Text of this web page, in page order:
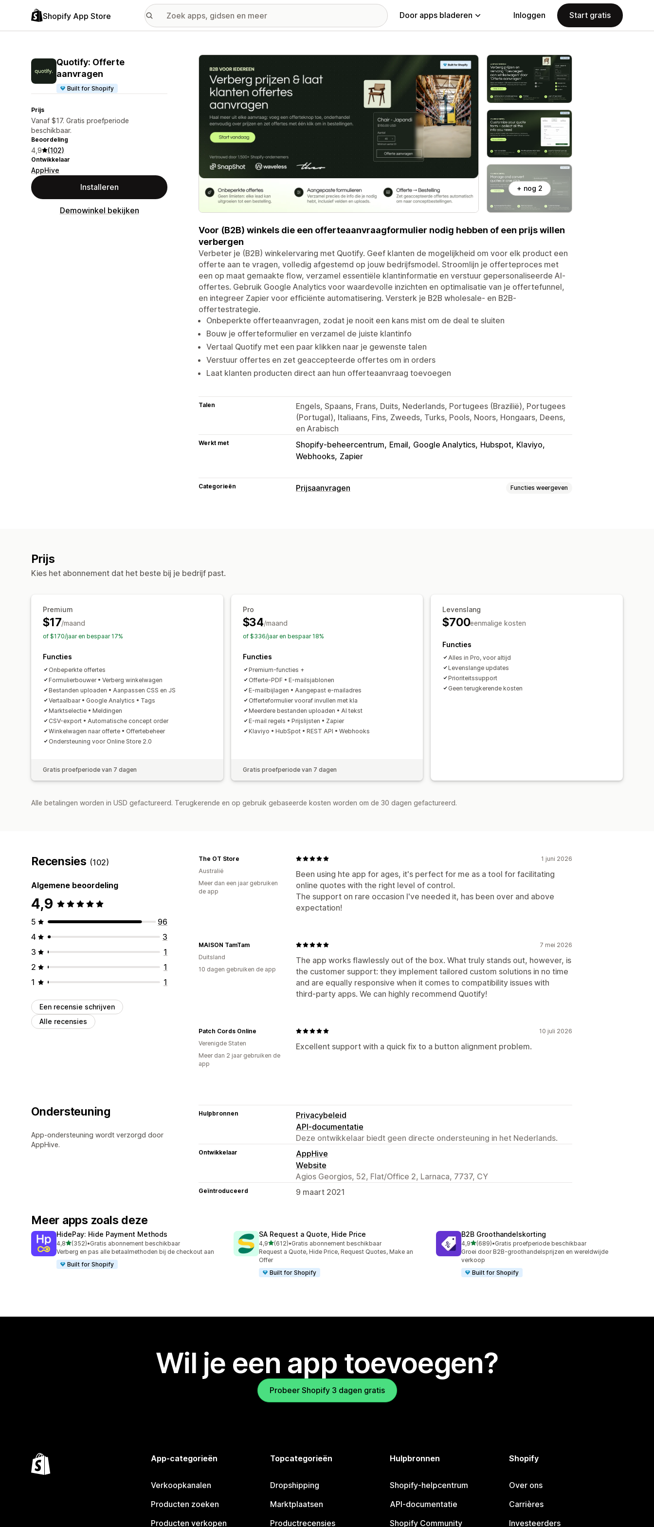
Shopify App Store Door apps bladeren Inloggen Start gratis
Quotify: Offerte
aanvragen
Built for Shopify
Prijs
Vanaf $17. Gratis proefperiode
beschikbaar.
Beoordeling
4,9 (102)
Ontwikkelaar
AppHive
Installeren
Demowinkel bekijken
Galerij met uitgelichte afbeeldingen
+ nog 2
Voor (B2B) winkels die een offerteaanvraagformulier nodig hebben of een prijs willen
verbergen
Verbeter je (B2B) winkelervaring met Quotify. Geef klanten de mogelijkheid om voor elk product een
offerte aan te vragen, volledig afgestemd op jouw bedrijfsmodel. Stroomlijn je offerteproces met
een op maat gemaakte flow, verzamel essentiële klantinformatie en verstuur gepersonaliseerde AI-
offertes. Gebruik Google Analytics voor waardevolle inzichten en optimalisatie van je offertefunnel,
en integreer Zapier voor efficiënte automatisering. Versterk je B2B wholesale- en B2B-
offertestrategie.
Onbeperkte offerteaanvragen, zodat je nooit een kans mist om de deal te sluiten
Bouw je offerteformulier en verzamel de juiste klantinfo
Vertaal Quotify met een paar klikken naar je gewenste talen
Verstuur offertes en zet geaccepteerde offertes om in orders
Laat klanten producten direct aan hun offerteaanvraag toevoegen
Talen
Engels, Spaans, Frans, Duits, Nederlands, Portugees (Brazilië), Portugees
(Portugal), Italiaans, Fins, Zweeds, Turks, Pools, Noors, Hongaars, Deens,
en Arabisch
Werkt met Shopify-beheercentrum Email Google Analytics Hubspot Klaviyo
Webhooks Zapier
Categorieën Prijsaanvragen Functies weergeven
Automatische e-mailantwoorden
E-mailtemplates
Prijs
Kies het abonnement dat het beste bij je bedrijf past.
Premium
$17/maand
of $170/jaar en bespaar 17%
Functies
Onbeperkte offertes
Formulierbouwer • Verberg winkelwagen
Bestanden uploaden • Aanpassen CSS en JS
Vertaalbaar • Google Analytics • Tags
Marktselectie • Meldingen
CSV-export • Automatische concept order
Winkelwagen naar offerte • Offertebeheer
Ondersteuning voor Online Store 2.0
Gratis proefperiode van 7 dagen
Pro
$34/maand
of $336/jaar en bespaar 18%
Functies
Premium-functies +
Offerte-PDF • E-mailsjablonen
E-mailbijlagen • Aangepast e-mailadres
Offerteformulier vooraf invullen met kla
Meerdere bestanden uploaden • AI tekst
E-mail regels • Prijslijsten • Zapier
Klaviyo • HubSpot • REST API • Webhooks
Gratis proefperiode van 7 dagen
Levenslang
$700eenmalige kosten
Functies
Alles in Pro, voor altijd
Levenslange updates
Prioriteitssupport
Geen terugkerende kosten
Alle betalingen worden in USD gefactureerd. Terugkerende en op gebruik gebaseerde kosten worden om de 30 dagen gefactureerd.
Recensies (102)
Algemene beoordeling
4,9
5
96
4
3
3
1
2
1
1
1
Een recensie schrijven
Alle recensies
1 juni 2026
Been using hte app for ages, it's perfect for me as a tool for facilitating
online quotes with the right level of control.
The support on rare occasion I've needed it, has been over and above
expectation!
The OT Store
Australië
Meer dan een jaar gebruiken
de app
7 mei 2026
The app works flawlessly out of the box. What truly stands out, however, is
the customer support: they implement tailored custom solutions in no time
and are equally responsive when it comes to compatibility issues with
third‑party apps. We can highly recommend Quotify!
MAISON TamTam
Duitsland
10 dagen gebruiken de app
10 juli 2026
Excellent support with a quick fix to a button alignment problem.
Patch Cords Online
Verenigde Staten
Meer dan 2 jaar gebruiken de
app
Ondersteuning
App-ondersteuning wordt verzorgd door
AppHive.
Hulpbronnen
Privacybeleid
API-documentatie
Deze ontwikkelaar biedt geen directe ondersteuning in het Nederlands.
Ontwikkelaar
AppHive
Website
Agios Georgios, 52, Flat/Office 2, Larnaca, 7737, CY
Geïntroduceerd 9 maart 2021
Meer apps zoals deze
HidePay: Hide Payment Methods
4,8van 5 sterren
(352)
352 recensies in totaal
•Gratis abonnement beschikbaar
Verberg en pas alle betaalmethoden bij de checkout aan
Built for Shopify
SA Request a Quote, Hide Price
4,9van 5 sterren
(612)
612 recensies in totaal
•Gratis abonnement beschikbaar
Request a Quote, Hide Price, Request Quotes, Make an
Offer
Built for Shopify
B2B Groothandelskorting
4,9van 5 sterren
(689)
689 recensies in totaal
•Gratis proefperiode beschikbaar
Groei door B2B-groothandelsprijzen en wereldwijde
verkoop
Built for Shopify
Wil je een app toevoegen?
Probeer Shopify 3 dagen gratis
App-categorieën
Verkoopkanalen
Producten zoeken
Producten verkopen
Topcategorieën
Dropshipping
Marktplaatsen
Productrecensies
Hulpbronnen
Shopify-helpcentrum
API-documentatie
Shopify Community
Shopify
Over ons
Carrières
Investeerders